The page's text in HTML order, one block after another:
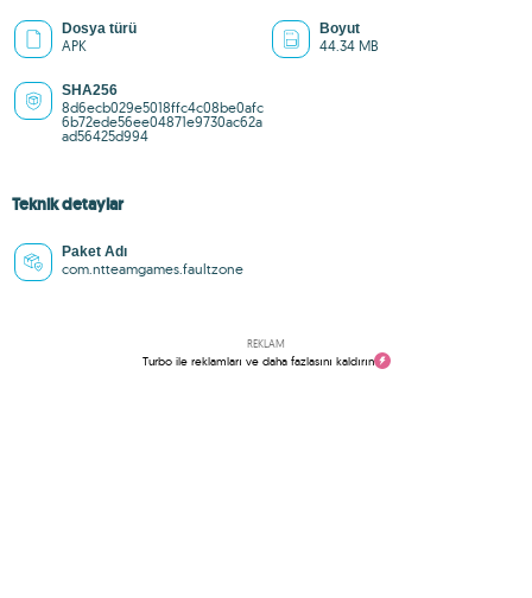
Dosya türü
APK
Boyut
44.34 MB
SHA256
8d6ecb029e5018ffc4c08be0afc
6b72ede56ee04871e9730ac62a
ad56425d994
Teknik detaylar
Paket Adı
com.ntteamgames.faultzone
REKLAM
Turbo ile reklamları ve daha fazlasını kaldırın